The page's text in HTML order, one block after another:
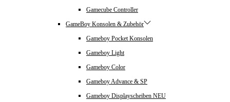
Gamecube Controller
GameBoy Konsolen & Zubehör
Gameboy Pocket Konsolen
Gameboy Light
Gameboy Color
Gameboy Advance & SP
Gameboy Displayscheiben NEU